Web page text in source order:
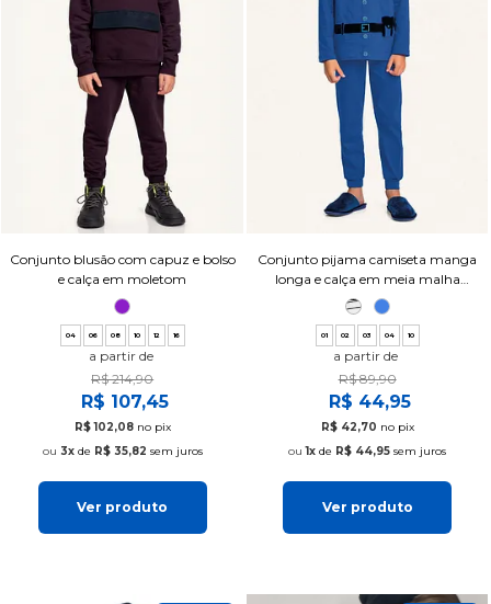
Conjunto blusão com capuz e bolso
e calça em moletom
04 06 08 10 12 16
a partir de
R$ 214,90
R$ 107,45
R$ 102,08 no pix
3xde R$ 35,82 sem juros
Ver produto
Conjunto pijama camiseta manga
longa e calça em meia malha
profissões
01 02 03 04 10
a partir de
R$ 89,90
R$ 44,95
R$ 42,70 no pix
1x de R$ 44,95 sem juros
Ver produto